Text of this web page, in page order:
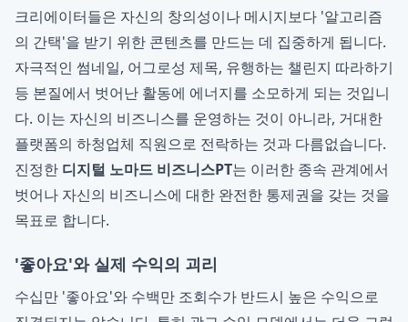
크리에이터들은 자신의 창의성이나 메시지보다 '알고리즘
의 간택'을 받기 위한 콘텐츠를 만드는 데 집중하게 됩니다.
자극적인 썸네일, 어그로성 제목, 유행하는 챌린지 따라하기
등 본질에서 벗어난 활동에 에너지를 소모하게 되는 것입니
다. 이는 자신의 비즈니스를 운영하는 것이 아니라, 거대한
플랫폼의 하청업체 직원으로 전락하는 것과 다름없습니다.
진정한 디지털 노마드 비즈니스PT는 이러한 종속 관계에서
벗어나 자신의 비즈니스에 대한 완전한 통제권을 갖는 것을
목표로 합니다.
'좋아요'와 실제 수익의 괴리
수십만 '좋아요'와 수백만 조회수가 반드시 높은 수익으로